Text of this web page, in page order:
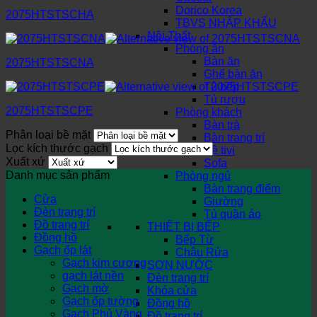
Dorico Korea
TBVS NHẬP KHẨU
Nội Thất
Phòng ăn
Bàn ăn
Ghế bàn ăn
Tủ bếp
Tủ rượu
Phòng khách
Bàn trà
Bàn trang trí
Kệ tivi
Sofa
Phòng ngủ
Bàn trang điểm
Giường
Tủ quần áo
THIẾT BỊ BẾP
Bếp Từ
Chậu Rửa
SƠN NƯỚC
Đèn trang trí
Khóa cửa
Đồng hồ
2075HTSTSCHA
2075HTSTSCNA
2075HTSTSCPE
Phân loại bề mặt
Lọc kích thước gạch
Xuất xứ
Danh mục sản phẩm
Cửa
Đèn trang trí
Đồ trang trí
Đồng hồ
Gạch ốp lát
Gạch kim cương
gạch lát nền
Gạch mờ
Gạch ốp tường
Gạch Phủ Vàng